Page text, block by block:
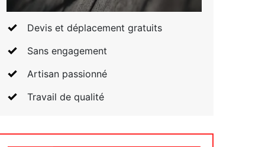
Devis et déplacement gratuits
Sans engagement
Artisan passionné
Travail de qualité